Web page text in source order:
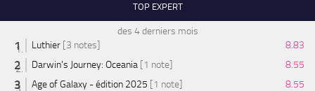
TOP EXPERT
des 4 derniers mois
Luthier [3 notes]
8.83
Darwin's Journey: Oceania [1 note]
8.55
Age of Galaxy - édition 2025 [1 note]
8.55